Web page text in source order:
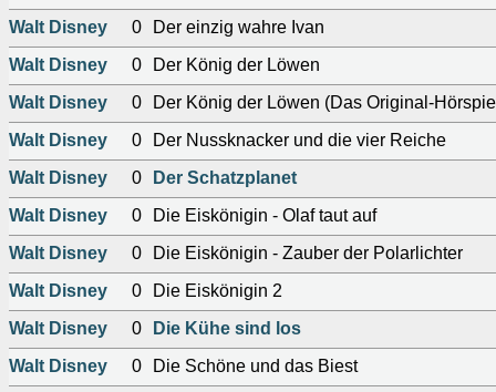
Walt Disney
0
Der einzig wahre Ivan
Walt Disney
0
Der König der Löwen
Walt Disney
0
Der König der Löwen (Das Original-
Walt Disney
0
Der Nussknacker und die vier Reiche
Walt Disney
0
Der Schatzplanet
Walt Disney
0
Die Eiskönigin - Olaf taut auf
Walt Disney
0
Die Eiskönigin - Zauber der Polarlichter
Walt Disney
0
Die Eiskönigin 2
Walt Disney
0
Die Kühe sind los
Walt Disney
0
Die Schöne und das Biest